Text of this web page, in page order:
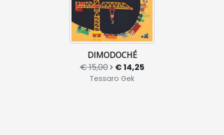
DIMODOCHÉ
€ 15,00 € 14,25
Tessaro Gek